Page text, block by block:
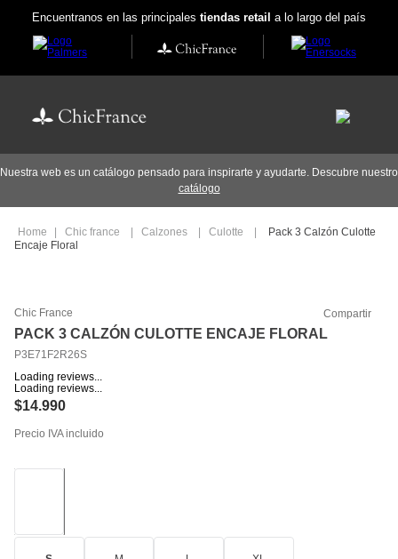
Encuentranos en las principales tiendas retail a lo largo del país
Nuestra web es un catálogo pensado para inspirarte y ayudarte. Descubre nuestro
catálogo
Chic france Calzones Culotte
Pack 3 Calzón Culotte
Encaje Floral
Chic France Compartir
PACK 3 CALZÓN CULOTTE ENCAJE FLORAL
P3E71F2R26S
Loading reviews...
Loading reviews...
$14.990
Precio IVA incluido